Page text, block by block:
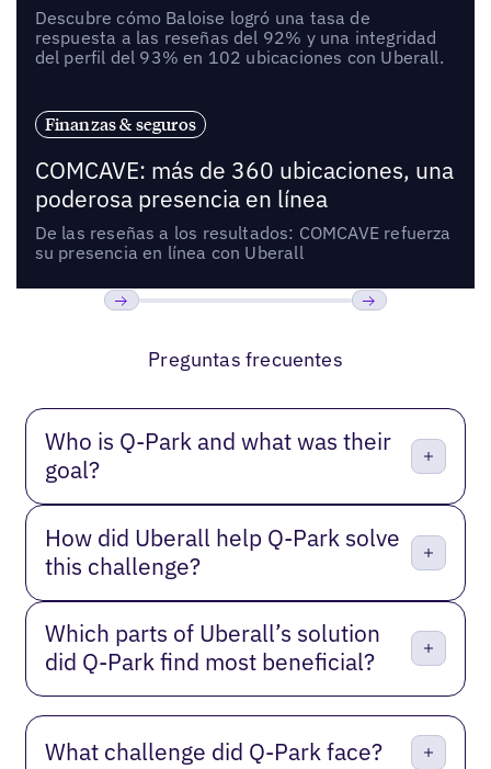
Descubre cómo Baloise logró una tasa de
respuesta a las reseñas del 92% y una integridad
del perfil del 93% en 102 ubicaciones con Uberall.
Finanzas & seguros
COMCAVE: más de 360 ubicaciones, una
poderosa presencia en línea
De las reseñas a los resultados: COMCAVE refuerza
su presencia en línea con Uberall
Preguntas frecuentes
Who is Q-Park and what was their
goal?
How did Uberall help Q-Park solve
this challenge?
Which parts of Uberall’s solution
did Q-Park find most beneficial?
What challenge did Q-Park face?